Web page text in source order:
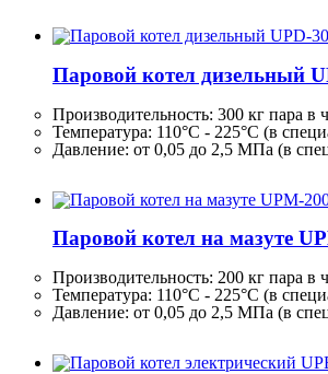
Паровой котел дизельный
Производительность: 300 кг пара в
Температура: 110°C - 225°C (в
Давление: от 0,05 до 2,5 МПа (в
Паровой котел на мазуте
Производительность: 200 кг пара в
Температура: 110°C - 225°C (в
Давление: от 0,05 до 2,5 МПа (в